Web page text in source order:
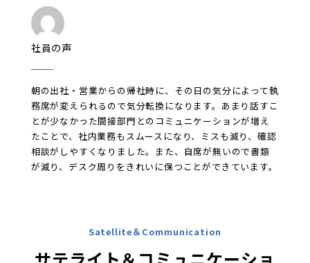
社員の声
朝の出社・営業からの帰社時に、その日の気分によって執
務席が変えられるので気分転換になります。あまり話すこ
とが少なかった間接部門とのコミュニケーションが増え
たことで、社内業務もスムースになり、ミスも減り、確認
相談がしやすくなりました。また、自席が無いので書類
が減り、デスク周りをきれいに保つことができています。
Satellite＆ Communication